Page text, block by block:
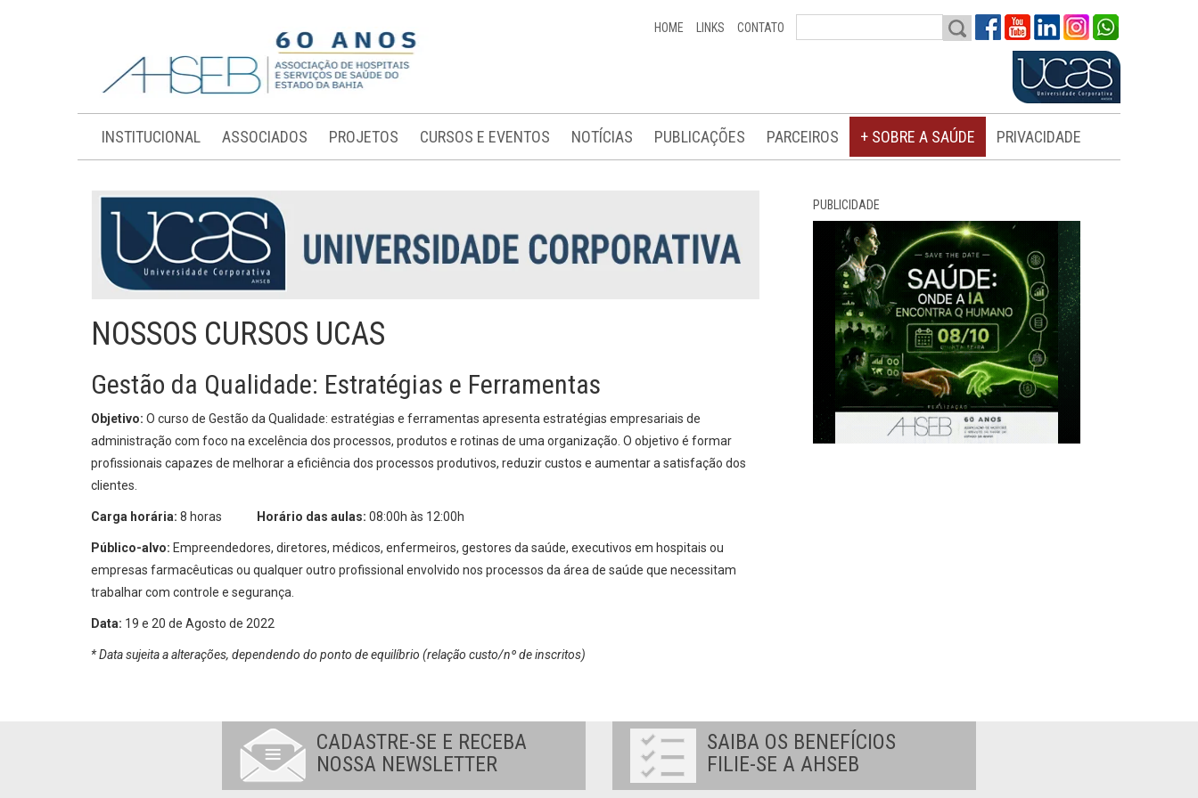
HOME LINKS CONTATO
INSTITUCIONAL ASSOCIADOS PROJETOS CURSOS E EVENTOS NOTÍCIAS PUBLICAÇÕES PARCEIROS + SOBRE A SAÚDE PRIVACIDADE
NOSSOS CURSOS UCAS
Gestão da Qualidade: Estratégias e Ferramentas
Objetivo: O curso de Gestão da Qualidade: estratégias e ferramentas apresenta estratégias empresariais de
administração com foco na excelência dos processos, produtos e rotinas de uma organização. O objetivo é formar
profissionais capazes de melhorar a eficiência dos processos produtivos, reduzir custos e aumentar a satisfação dos
clientes.
Carga horária: 8 horas Horário das aulas: 08:00h às 12:00h
Público-alvo: Empreendedores, diretores, médicos, enfermeiros, gestores da saúde, executivos em hospitais ou
empresas farmacêuticas ou qualquer outro profissional envolvido nos processos da área de saúde que necessitam
trabalhar com controle e segurança.
Data: 19 e 20 de Agosto de 2022
* Data sujeita a alterações, dependendo do ponto de equilíbrio (relação custo/nº de inscritos)
PUBLICIDADE
CADASTRE-SE E RECEBA
NOSSA NEWSLETTER
SAIBA OS BENEFÍCIOS
FILIE-SE A AHSEB